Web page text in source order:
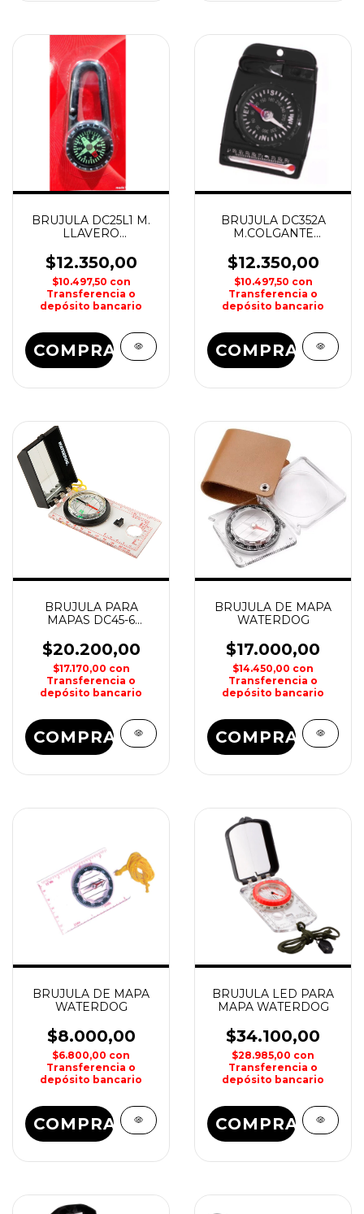
BRUJULA DC25L1 M.
LLAVERO
$12.350,00
$10.497,50 con
Transferencia o
depósito bancario
COMPRAR
BRUJULA DC352A
M.COLGANTE
SHILBA
$12.350,00
$10.497,50 con
Transferencia o
depósito bancario
COMPRAR
BRUJULA PARA
MAPAS DC45-6
$20.200,00
$17.170,00 con
Transferencia o
depósito bancario
COMPRAR
BRUJULA DE MAPA
WATERDOG
$17.000,00
$14.450,00 con
Transferencia o
depósito bancario
COMPRAR
BRUJULA DE MAPA
WATERDOG
$8.000,00
$6.800,00 con
Transferencia o
depósito bancario
COMPRAR
BRUJULA LED PARA
MAPA WATERDOG
$34.100,00
$28.985,00 con
Transferencia o
depósito bancario
COMPRAR